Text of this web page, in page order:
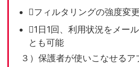
フィルタリングの強度変
1日1回、利用状況をメー
とも可能
３）保護者が使いこなせるア